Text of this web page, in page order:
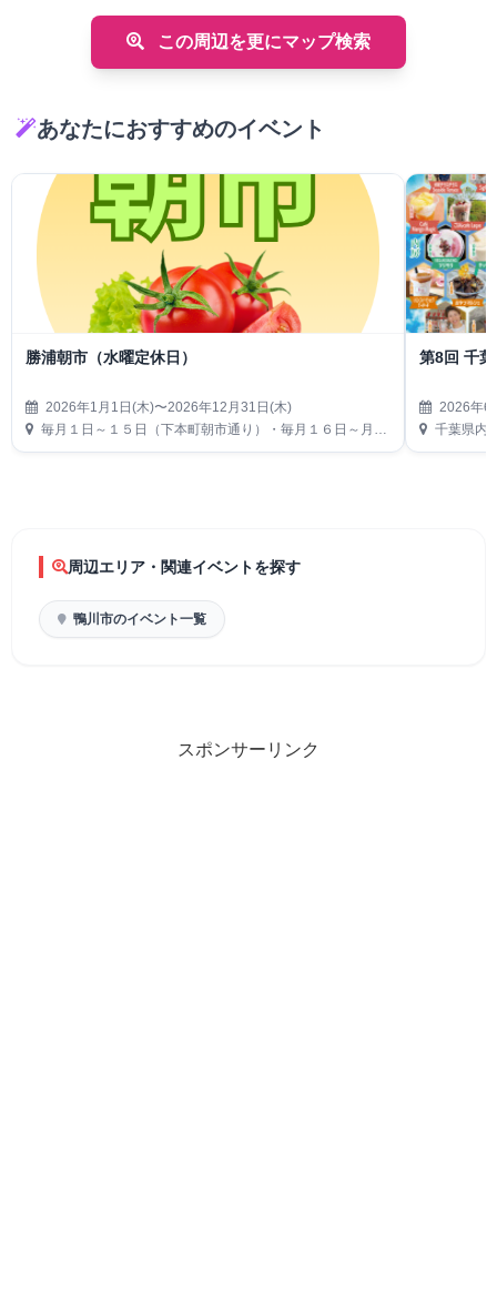
この周辺を更にマップ検索
あなたにおすすめのイベント
勝浦朝市（水曜定休日）
2026年1月1日(木)〜2026年12月31日(木)
毎月１日～１５日（下本町朝市通り）・毎月１６日～月末（仲本町朝市通り）
第8回 千
2026年6
千葉県内63店
周辺エリア・関連イベントを探す
鴨川市のイベント一覧
スポンサーリンク